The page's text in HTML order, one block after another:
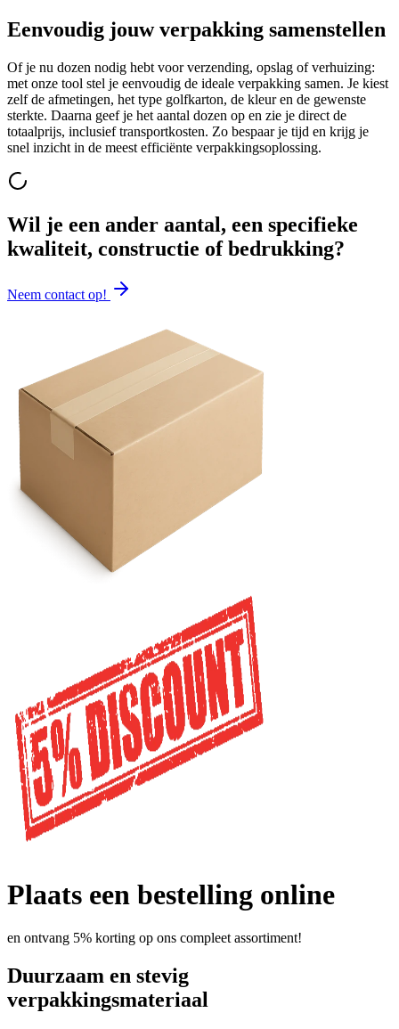
Eenvoudig jouw verpakking samenstellen
Of je nu dozen nodig hebt voor verzending, opslag of verhuizing:
met onze tool stel je eenvoudig de ideale verpakking samen. Je kiest
zelf de afmetingen, het type golfkarton, de kleur en de gewenste
sterkte. Daarna geef je het aantal dozen op en zie je direct de
totaalprijs, inclusief transportkosten. Zo bespaar je tijd en krijg je
snel inzicht in de meest efficiënte verpakkingsoplossing.
Wil je een ander aantal, een specifieke
kwaliteit, constructie of bedrukking?
Neem contact op!
Plaats een bestelling online
en ontvang 5% korting op ons compleet assortiment!
Duurzaam en stevig
verpakkingsmateriaal